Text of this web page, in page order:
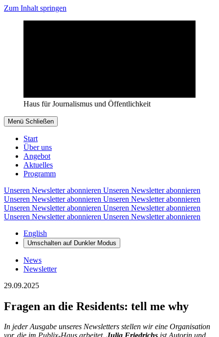
Zum Inhalt springen
Haus für Journalismus und Öffentlichkeit
Menü Schließen
Start
Über uns
Angebot
Aktuelles
Programm
Unseren Newsletter abonnieren Unseren Newsletter abonnieren
Unseren Newsletter abonnieren Unseren Newsletter abonnieren
Unseren Newsletter abonnieren Unseren Newsletter abonnieren
Unseren Newsletter abonnieren Unseren Newsletter abonnieren
English
Umschalten auf DunklerModus
News
Newsletter
29.09.2025
Fragen an die Residents: tell me why
In jeder Ausgabe unseres Newsletters stellen wir eine Organisation